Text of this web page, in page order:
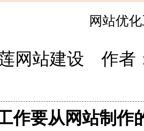
网站优
网站建设 作
作要从网站制作